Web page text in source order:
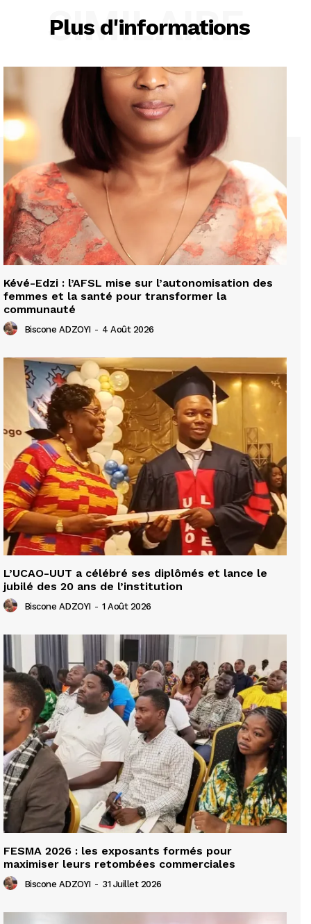
Plus d'informations
SIMILAIRE
Kévé-Edzi : l’AFSL mise sur l’autonomisation des
femmes et la santé pour transformer la
communauté
Biscone ADZOYI - 4 Août 2026
L’UCAO-UUT a célébré ses diplômés et lance le
jubilé des 20 ans de l’institution
Biscone ADZOYI - 1 Août 2026
FESMA 2026 : les exposants formés pour
maximiser leurs retombées commerciales
Biscone ADZOYI - 31 Juillet 2026